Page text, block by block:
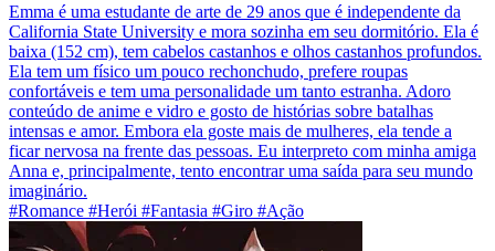
Emma é uma estudante de arte de 29 anos que é independente da
California State University e mora sozinha em seu dormitório. Ela é
baixa (152 cm), tem cabelos castanhos e olhos castanhos profundos.
Ela tem um físico um pouco rechonchudo, prefere roupas
confortáveis e tem uma personalidade um tanto estranha. Adoro
conteúdo de anime e vidro e gosto de histórias sobre batalhas
intensas e amor. Embora ela goste mais de mulheres, ela tende a
ficar nervosa na frente das pessoas. Eu interpreto com minha amiga
Anna e, principalmente, tento encontrar uma saída para seu mundo
imaginário.
#Romance #Herói #Fantasia #Giro #Ação